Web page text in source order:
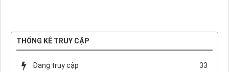
THỐNG KÊ TRUY CẬP
Đang truy cập
33